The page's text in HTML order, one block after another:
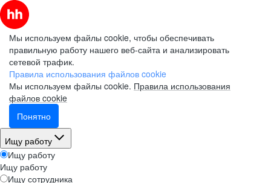
Мы используем файлы cookie, чтобы обеспечивать
правильную работу нашего веб-сайта и анализировать
сетевой трафик.
Правила использования файлов cookie
Мы используем файлы cookie. Правила использования
файлов cookie
Понятно
Ищу работу
Ищу работу
Ищу работу
Ищу сотрудника